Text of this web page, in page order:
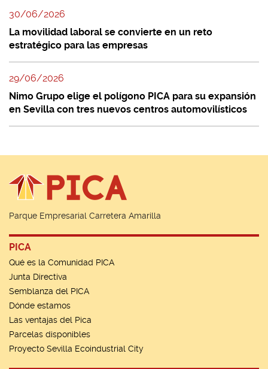
30/06/2026
La movilidad laboral se convierte en un reto
estratégico para las empresas
29/06/2026
Nimo Grupo elige el polígono PICA para su expansión
en Sevilla con tres nuevos centros automovilísticos
Parque Empresarial Carretera Amarilla
PICA
Qué es la Comunidad PICA
Junta Directiva
Semblanza del PICA
Dónde estamos
Las ventajas del Pica
Parcelas disponibles
Proyecto Sevilla Ecoindustrial City